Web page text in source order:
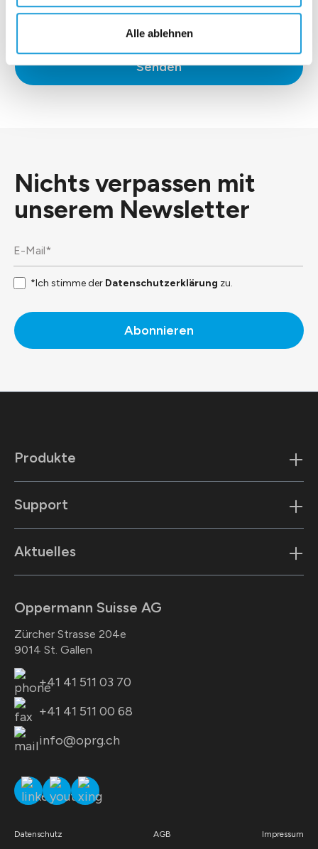
Alle ablehnen
*Ich stimme derDatenschutzerklärungzu.
Senden
Nichts verpassen mit
unserem Newsletter
*Ich stimme der Datenschutzerklärung zu.
Abonnieren
Oppermann Suisse AG
Zürcher Strasse 204e
9014 St. Gallen
+41 41 511 03 70
+41 41 511 00 68
info@oprg.ch
Produkte
Support
Aktuelles
Datenschutz AGB Impressum